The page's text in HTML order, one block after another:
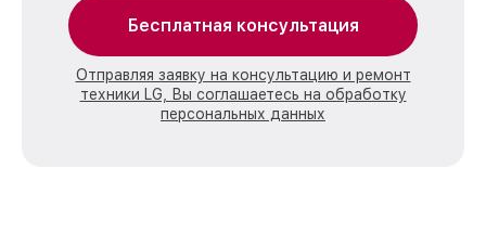
Бесплатная консультация
Отправляя заявку на консультацию и ремонт
техники LG, Вы соглашаетесь на обработку
персональных данных